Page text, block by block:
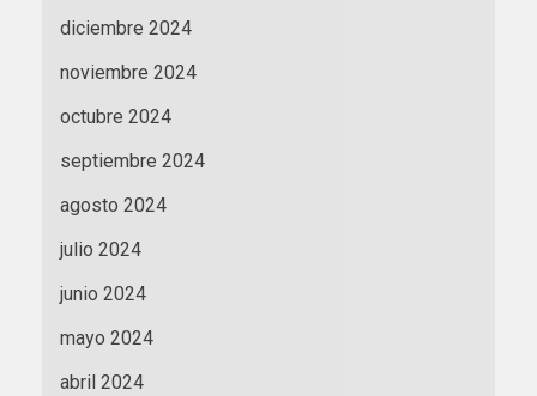
diciembre 2024
noviembre 2024
octubre 2024
septiembre 2024
agosto 2024
julio 2024
junio 2024
mayo 2024
abril 2024